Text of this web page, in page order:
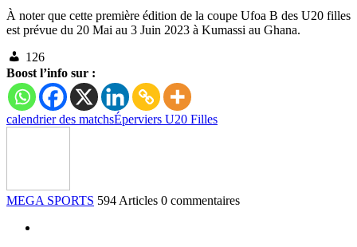
À noter que cette première édition de la coupe Ufoa B des U20 filles
est prévue du 20 Mai au 3 Juin 2023 à Kumassi au Ghana.
126
Boost l’info sur :
calendrier des matchsÉperviers U20 Filles
MEGA SPORTS 594 Articles 0 commentaires